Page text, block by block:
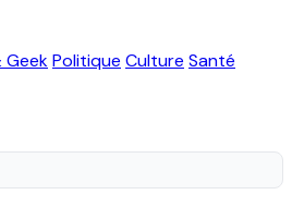
GeekPolitique Culture Santé